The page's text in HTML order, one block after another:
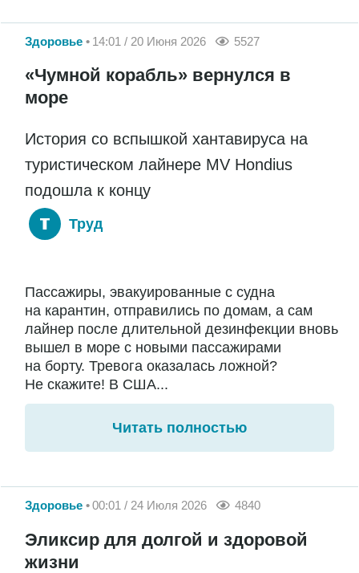
Здоровье 14:01 / 20 Июня 2026 5527
«Чумной корабль» вернулся в
море
История со вспышкой хантавируса на
туристическом лайнере MV Hondius
подошла к концу
Труд
Пассажиры, эвакуированные с судна
на карантин, отправились по домам, а сам
лайнер после длительной дезинфекции вновь
вышел в море с новыми пассажирами
на борту. Тревога оказалась ложной?
Не скажите! В США...
Читать полностью
Здоровье 00:01 / 24 Июля 2026 4840
Эликсир для долгой и здоровой
жизни